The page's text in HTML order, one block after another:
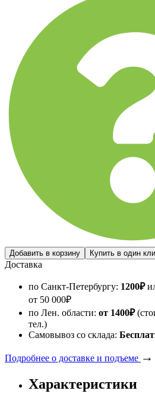
Доставка
по Санкт-Петербургу: 1200₽
от 50 000₽
по Лен. области: от 1400₽
тел.)
Самовывоз со склада:
Подробнее о доставке и подъеме →
Характеристики